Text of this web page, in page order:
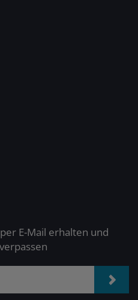
E-Mail erhalten und